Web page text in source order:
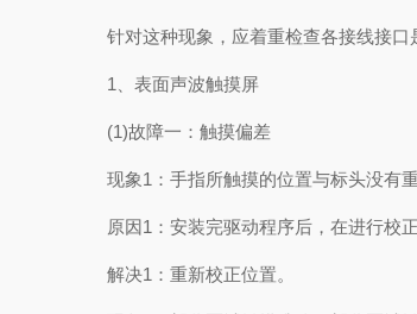
针对这种现象，应着重检查各接线接口
1、表面声波触摸屏
(1)故障一：触摸偏差
现象1：手指所触摸的位置与标头没有重
原因1：安装完驱动程序后，在进行校正
解决1：重新校正位置。